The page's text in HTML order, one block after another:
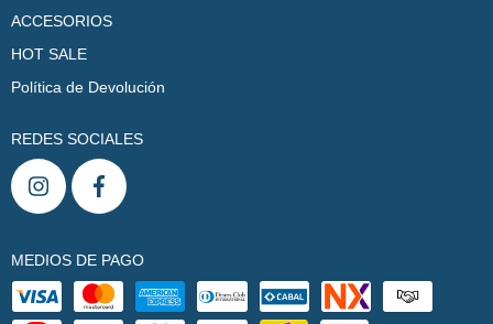
ACCESORIOS
HOT SALE
Política de Devolución
REDES SOCIALES
MEDIOS DE PAGO